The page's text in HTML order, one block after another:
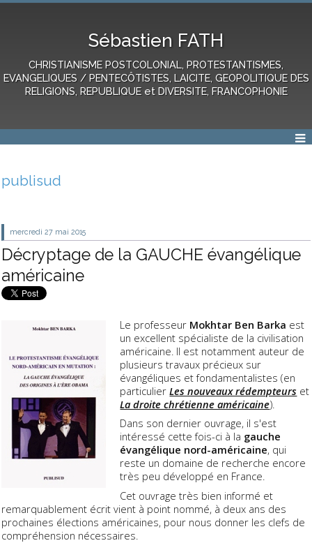
Sébastien FATH
CHRISTIANISME POSTCOLONIAL, PROTESTANTISMES,
EVANGELIQUES / PENTECÔTISTES, LAICITE, GEOPOLITIQUE DES
RELIGIONS, REPUBLIQUE et DIVERSITE, FRANCOPHONIE
publisud
mercredi 27 mai 2015
Décryptage de la GAUCHE évangélique
américaine
Le professeur Mokhtar Ben Barka est
un excellent spécialiste de la civilisation
américaine. Il est notamment auteur de
plusieurs travaux précieux sur
évangéliques et fondamentalistes (en
particulierLes nouveaux rédempteurs et
La droite chrétienne américaine).
Dans son dernier ouvrage, il s'est
intéressé cette fois-ci à la gauche
évangélique nord-américaine, qui
reste un domaine de recherche encore
très peu développé en France.
Cet ouvrage très bien informé et
remarquablement écrit vient à point nommé, à deux ans des
prochaines élections américaines, pour nous donner les clefs de
compréhension nécessaires.